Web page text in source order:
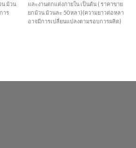
น ม้วน
าร
และงานตกแต่งภายใน เป็นต้น ( ราคาขาย
ยกม้วน ม้วนละ 50 หลา)(ความยาวต่อหลา
อาจมีการเปลี่ยนแปลงตามรอบการผลิต)